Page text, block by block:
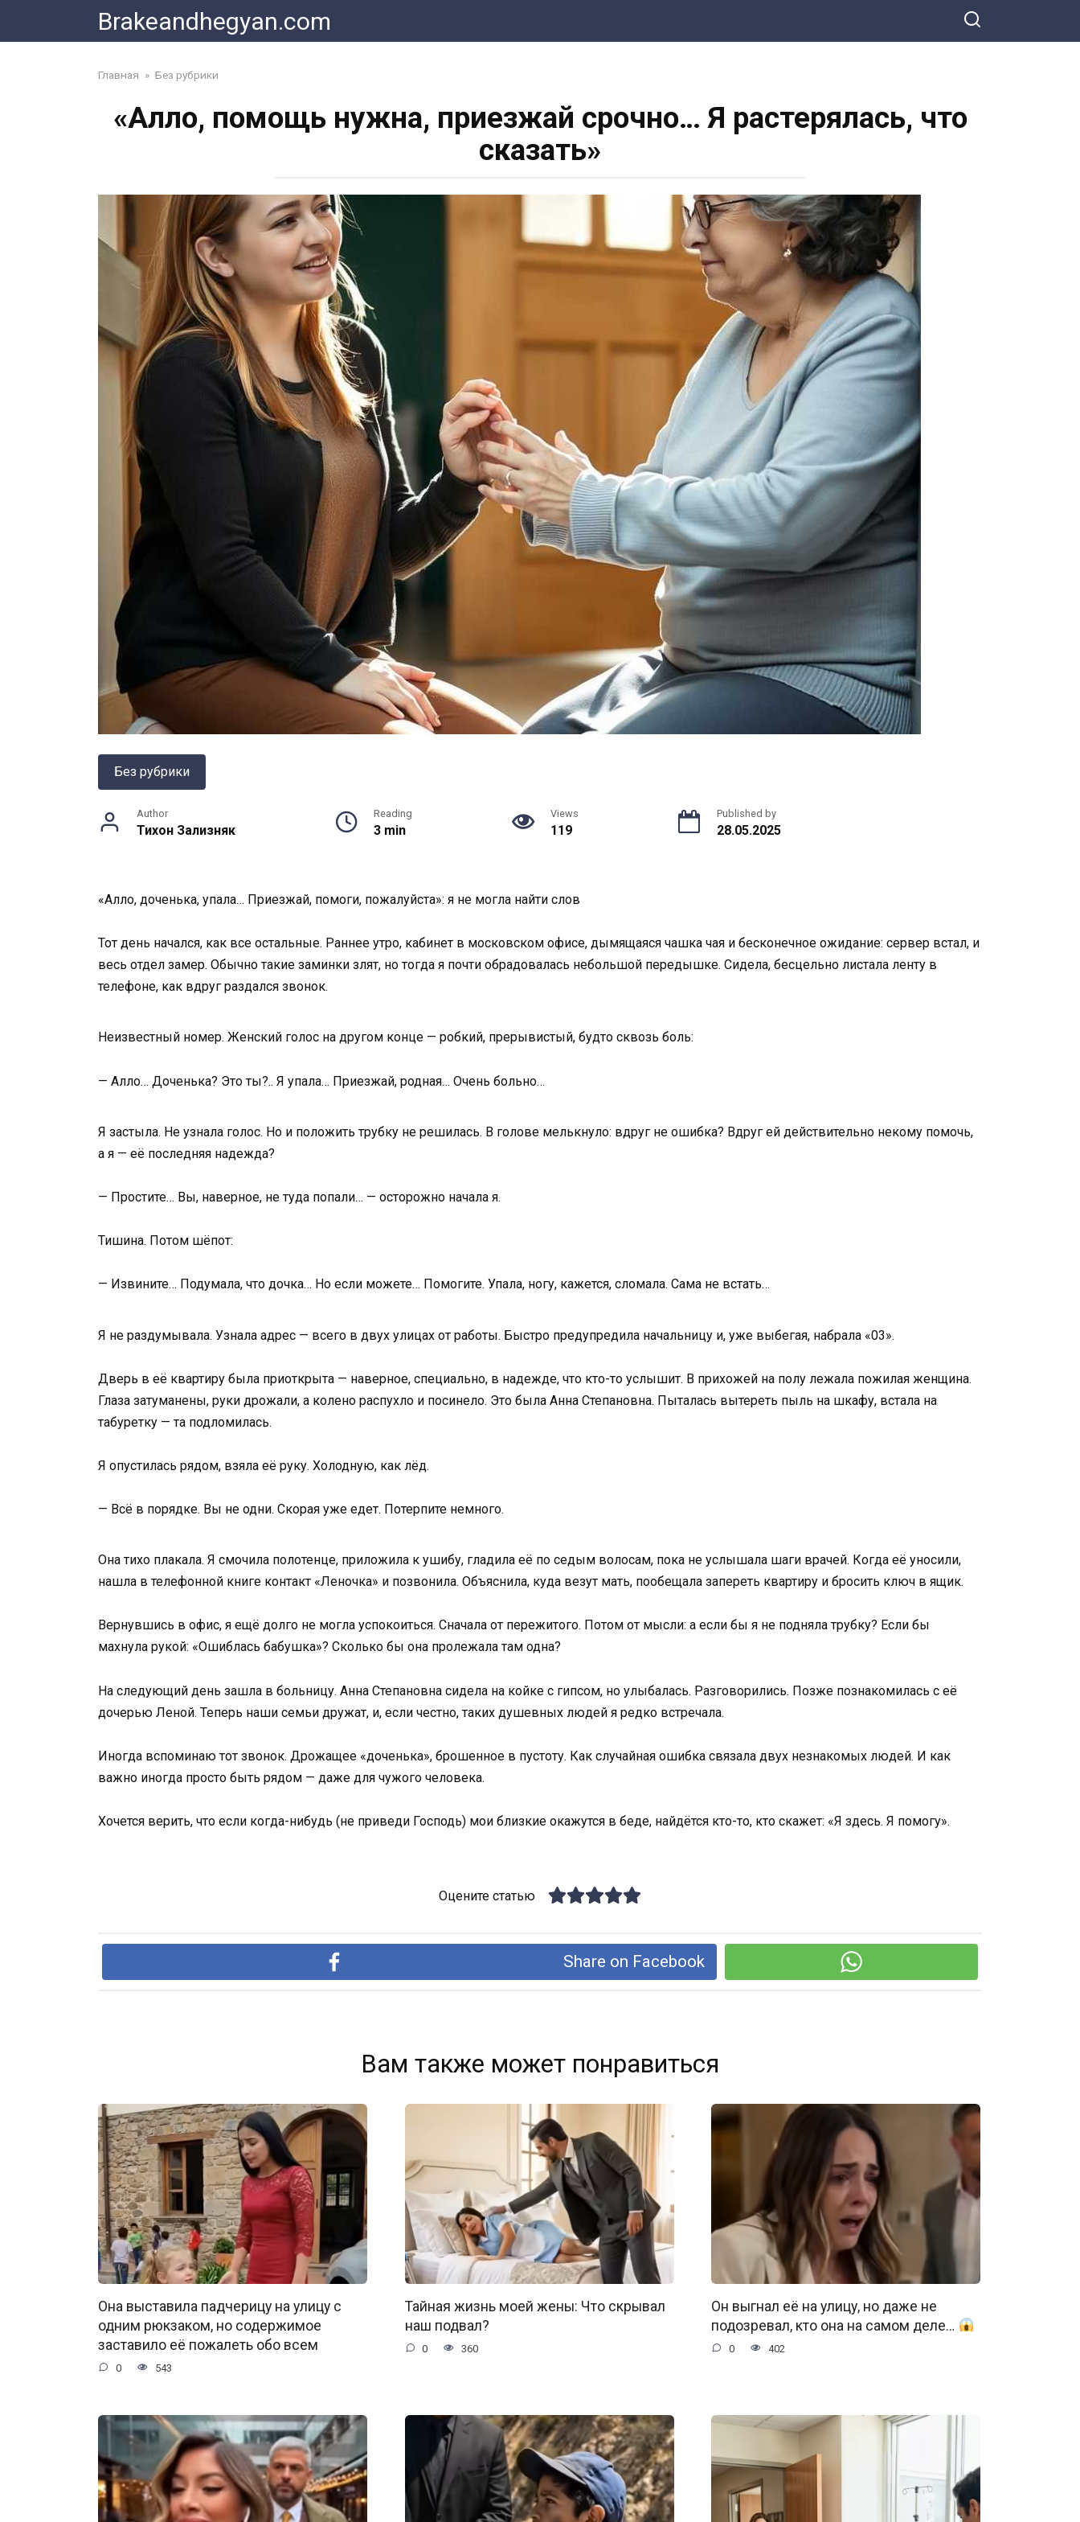
content
Brakeandhegyan.com
Главная » Без рубрики
«Алло, помощь нужна, приезжай срочно… Я растерялась, что
сказать»
Без рубрики
Author
Тихон Зализняк
Reading
3 min
Views
119
Published by
28.05.2025
«Алло, доченька, упала… Приезжай, помоги, пожалуйста»: я не могла найти слов
Тот день начался, как все остальные. Раннее утро, кабинет в московском офисе, дымящаяся чашка чая и бесконечное ожидание: сервер встал, и
весь отдел замер. Обычно такие заминки злят, но тогда я почти обрадовалась небольшой передышке. Сидела, бесцельно листала ленту в
телефоне, как вдруг раздался звонок.
Неизвестный номер. Женский голос на другом конце — робкий, прерывистый, будто сквозь боль:
— Алло… Доченька? Это ты?.. Я упала… Приезжай, родная… Очень больно…
Я застыла. Не узнала голос. Но и положить трубку не решилась. В голове мелькнуло: вдруг не ошибка? Вдруг ей действительно некому помочь,
а я — её последняя надежда?
— Простите… Вы, наверное, не туда попали… — осторожно начала я.
Тишина. Потом шёпот:
— Извините… Подумала, что дочка… Но если можете… Помогите. Упала, ногу, кажется, сломала. Сама не встать…
Я не раздумывала. Узнала адрес — всего в двух улицах от работы. Быстро предупредила начальницу и, уже выбегая, набрала «03».
Дверь в её квартиру была приоткрыта — наверное, специально, в надежде, что кто-то услышит. В прихожей на полу лежала пожилая женщина.
Глаза затуманены, руки дрожали, а колено распухло и посинело. Это была Анна Степановна. Пыталась вытереть пыль на шкафу, встала на
табуретку — та подломилась.
Я опустилась рядом, взяла её руку. Холодную, как лёд.
— Всё в порядке. Вы не одни. Скорая уже едет. Потерпите немного.
Она тихо плакала. Я смочила полотенце, приложила к ушибу, гладила её по седым волосам, пока не услышала шаги врачей. Когда её уносили,
нашла в телефонной книге контакт «Леночка» и позвонила. Объяснила, куда везут мать, пообещала запереть квартиру и бросить ключ в ящик.
Вернувшись в офис, я ещё долго не могла успокоиться. Сначала от пережитого. Потом от мысли: а если бы я не подняла трубку? Если бы
махнула рукой: «Ошиблась бабушка»? Сколько бы она пролежала там одна?
На следующий день зашла в больницу. Анна Степановна сидела на койке с гипсом, но улыбалась. Разговорились. Позже познакомилась с её
дочерью Леной. Теперь наши семьи дружат, и, если честно, таких душевных людей я редко встречала.
Иногда вспоминаю тот звонок. Дрожащее «доченька», брошенное в пустоту. Как случайная ошибка связала двух незнакомых людей. И как
важно иногда просто быть рядом — даже для чужого человека.
Хочется верить, что если когда-нибудь (не приведи Господь) мои близкие окажутся в беде, найдётся кто-то, кто скажет: «Я здесь. Я помогу».
Оцените статью
Share on Facebook
Вам также может понравиться
Она выставила падчерицу на улицу с
одним рюкзаком, но содержимое
заставило её пожалеть обо всем
0 543
Тайная жизнь моей жены: Что скрывал
наш подвал?
0 360
Он выгнал её на улицу, но даже не
подозревал, кто она на самом деле…
0 402